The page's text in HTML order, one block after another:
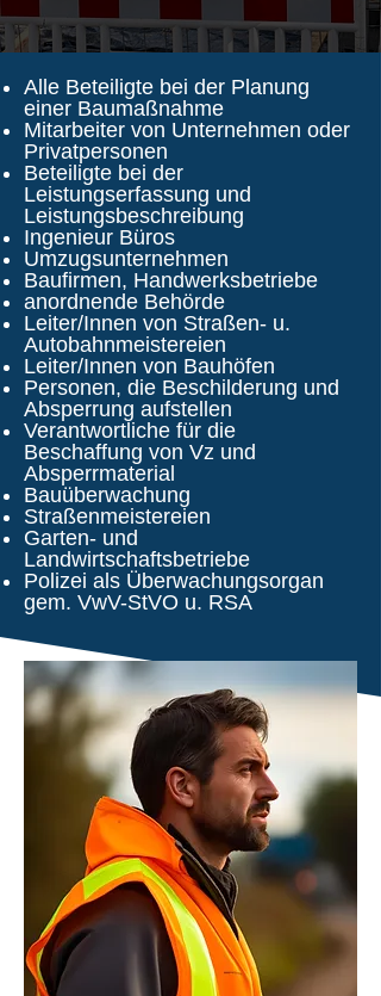
Alle Beteiligte bei der Planung
einer Baumaßnahme
Mitarbeiter von Unternehmen oder
Privatpersonen
Beteiligte bei der
Leistungserfassung und
Leistungsbeschreibung
Ingenieur Büros
Umzugsunternehmen
Baufirmen, Handwerksbetriebe
anordnende Behörde
Leiter/Innen von Straßen- u.
Autobahnmeistereien
Leiter/Innen von Bauhöfen
Personen, die Beschilderung und
Absperrung aufstellen
Verantwortliche für die
Beschaffung von Vz und
Absperrmaterial
Bauüberwachung
Straßenmeistereien
Garten- und
Landwirtschaftsbetriebe
Polizei als Überwachungsorgan
gem. VwV-StVO u. RSA